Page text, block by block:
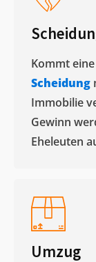
Kommt
Scheidung
Immobilie
Gewinn
Eheleuten
Umzug